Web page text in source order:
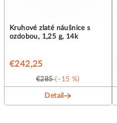
Kruhové zlaté náušnice s
ozdobou, 1,25 g, 14k
€242,25
€285 (–15 %)
Detail